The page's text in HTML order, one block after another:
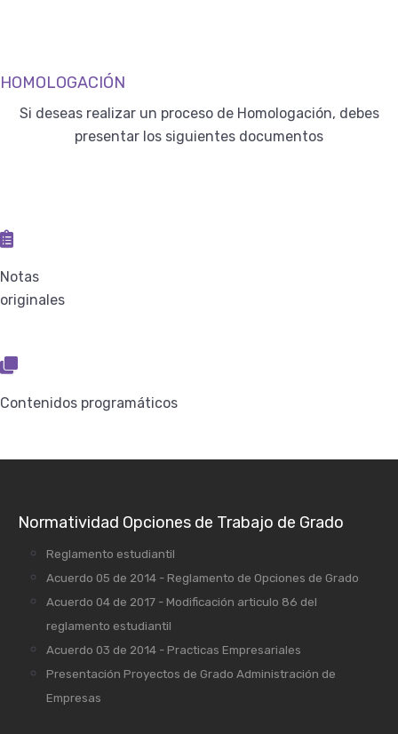
HOMOLOGACIÓN
Si deseas realizar un proceso de Homologación, debes
presentar los siguientes documentos
Notas
originales
Contenidos programáticos
Normatividad Opciones de Trabajo de Grado
Reglamento estudiantil
Acuerdo 05 de 2014 - Reglamento de Opciones de Grado
Acuerdo 04 de 2017 - Modificación articulo 86 del
reglamento estudiantil
Acuerdo 03 de 2014 - Practicas Empresariales
Presentación Proyectos de Grado Administración de
Empresas